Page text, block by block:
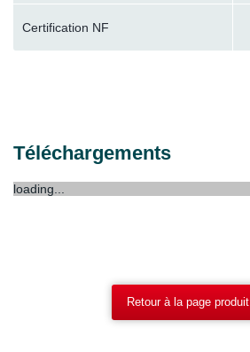
Certification NF
Téléchargements
loading...
Retour à la page produit